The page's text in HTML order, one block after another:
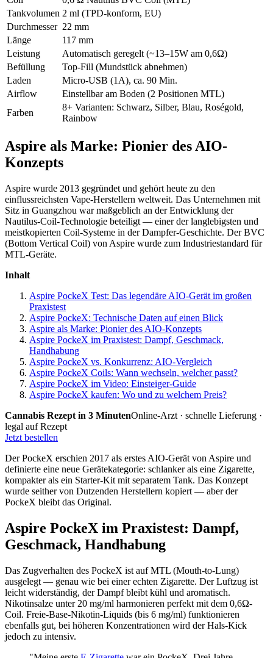
Tankvolumen 2 ml (TPD-konform, EU)
Durchmesser 22 mm
Länge
117 mm
Leistung
Automatisch geregelt (~13–15W am 0,6Ω)
Befüllung
Top-Fill (Mundstück abnehmen)
Laden
Micro-USB (1A), ca. 90 Min.
Airflow
Einstellbar am Boden (2 Positionen MTL)
Farben
8+ Varianten: Schwarz, Silber, Blau, Roségold,
Rainbow
Aspire als Marke: Pionier des AIO-
Konzepts
Aspire wurde 2013 gegründet und gehört heute zu den
einflussreichsten Vape-Herstellern weltweit. Das Unternehmen mit
Sitz in Guangzhou war maßgeblich an der Entwicklung der
Nautilus-Coil-Technologie beteiligt — einer der langlebigsten und
meistkopierten Coil-Systeme in der Dampfer-Geschichte. Der BVC
(Bottom Vertical Coil) von Aspire wurde zum Industriestandard für
MTL-Geräte.
Inhalt
Aspire PockeX Test: Das legendäre AIO-Gerät im großen
Praxistest
Aspire PockeX: Technische Daten auf einen Blick
Aspire als Marke: Pionier des AIO-Konzepts
Aspire PockeX im Praxistest: Dampf, Geschmack,
Handhabung
Aspire PockeX vs. Konkurrenz: AIO-Vergleich
Aspire PockeX Coils: Wann wechseln, welcher passt?
Aspire PockeX im Video: Einsteiger-Guide
Aspire PockeX kaufen: Wo und zu welchem Preis?
Cannabis Rezept in 3 MinutenOnline-Arzt · schnelle Lieferung ·
legal auf Rezept
Jetzt bestellen
Der PockeX erschien 2017 als erstes AIO-Gerät von Aspire und
definierte eine neue Gerätekategorie: schlanker als eine Zigarette,
kompakter als ein Starter-Kit mit separatem Tank. Das Konzept
wurde seither von Dutzenden Herstellern kopiert — aber der
PockeX bleibt das Original.
Aspire PockeX im Praxistest: Dampf,
Geschmack, Handhabung
Das Zugverhalten des PockeX ist auf MTL (Mouth-to-Lung)
ausgelegt — genau wie bei einer echten Zigarette. Der Luftzug ist
leicht widerständig, der Dampf bleibt kühl und aromatisch.
Nikotinsalze unter 20 mg/ml harmonieren perfekt mit dem 0,6Ω-
Coil. Freie-Base-Nikotin-Liquids (bis 6 mg/ml) funktionieren
ebenfalls gut, bei höheren Konzentrationen wird der Hals-Kick
jedoch zu intensiv.